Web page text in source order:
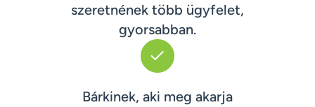
szeretnének több ügyfelet,
gyorsabban.
Bárkinek, aki meg akarja